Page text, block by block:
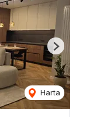
Harta
Next